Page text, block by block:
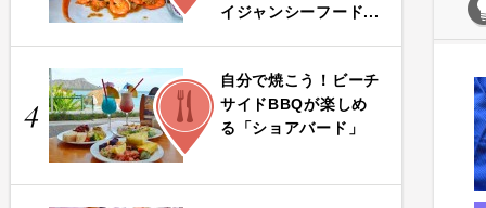
イジャンシーフード...
4
FOOD
自分で焼こう！ビーチ
サイドBBQが楽しめ
る「ショアバード」